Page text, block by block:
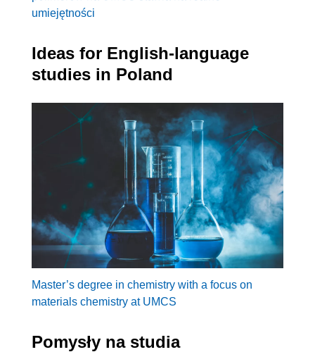
umiejętności
Ideas for English-language
studies in Poland
Master’s degree in chemistry with a focus on
materials chemistry at UMCS
Pomysły na studia